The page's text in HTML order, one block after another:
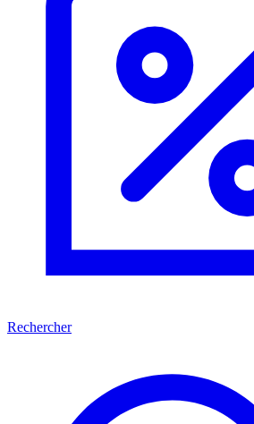
Rechercher